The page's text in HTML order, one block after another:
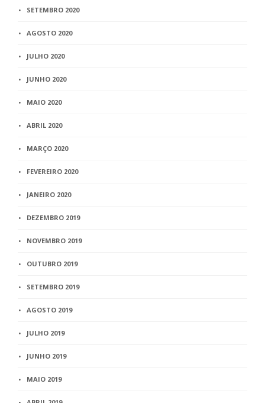
SETEMBRO 2020
AGOSTO 2020
JULHO 2020
JUNHO 2020
MAIO 2020
ABRIL 2020
MARÇO 2020
FEVEREIRO 2020
JANEIRO 2020
DEZEMBRO 2019
NOVEMBRO 2019
OUTUBRO 2019
SETEMBRO 2019
AGOSTO 2019
JULHO 2019
JUNHO 2019
MAIO 2019